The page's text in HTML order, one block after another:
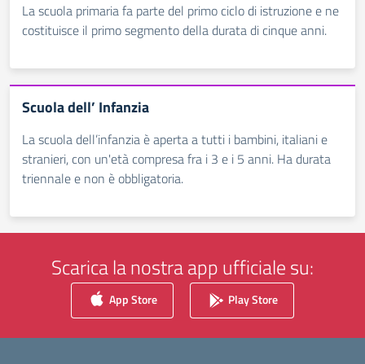
La scuola primaria fa parte del primo ciclo di istruzione e ne
costituisce il primo segmento della durata di cinque anni.
Scuola dell’ Infanzia
La scuola dell’infanzia è aperta a tutti i bambini, italiani e
stranieri, con un'età compresa fra i 3 e i 5 anni. Ha durata
triennale e non è obbligatoria.
Scarica la nostra app ufficiale su:
App Store Play Store